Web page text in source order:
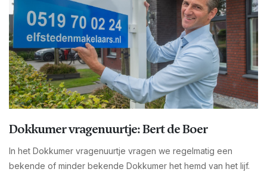
Dokkumer vragenuurtje: Bert de Boer
In het Dokkumer vragenuurtje vragen we regelmatig een
bekende of minder bekende Dokkumer het hemd van het lijf.